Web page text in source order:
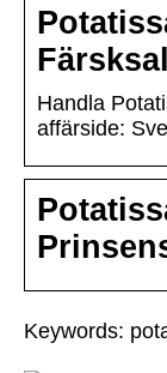
Handla
affärside:
Keywords: